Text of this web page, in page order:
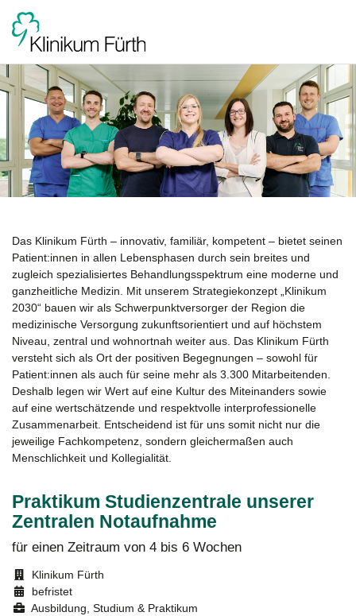
Praktikum Studienzentrale unserer
Zentralen Notaufnahme
für einen Zeitraum von 4 bis 6 Wochen
Klinikum Fürth
befristet
Ausbildung, Studium & Praktikum
Das Klinikum Fürth – innovativ, familiär, kompetent – bietet seinen
Patient:innen in allen Lebensphasen durch sein breites und
zugleich spezialisiertes Behandlungsspektrum eine moderne und
ganzheitliche Medizin. Mit unserem Strategiekonzept „Klinikum
2030“ bauen wir als Schwerpunktversorger der Region die
medizinische Versorgung zukunftsorientiert und auf höchstem
Niveau, zentral und wohnortnah weiter aus. Das Klinikum Fürth
versteht sich als Ort der positiven Begegnungen – sowohl für
Patient:innen als auch für seine mehr als 3.300 Mitarbeitenden.
Deshalb legen wir Wert auf eine Kultur des Miteinanders sowie
auf eine wertschätzende und respektvolle interprofessionelle
Zusammenarbeit. Entscheidend ist für uns somit nicht nur die
jeweilige Fachkompetenz, sondern gleichermaßen auch
Menschlichkeit und Kollegialität.